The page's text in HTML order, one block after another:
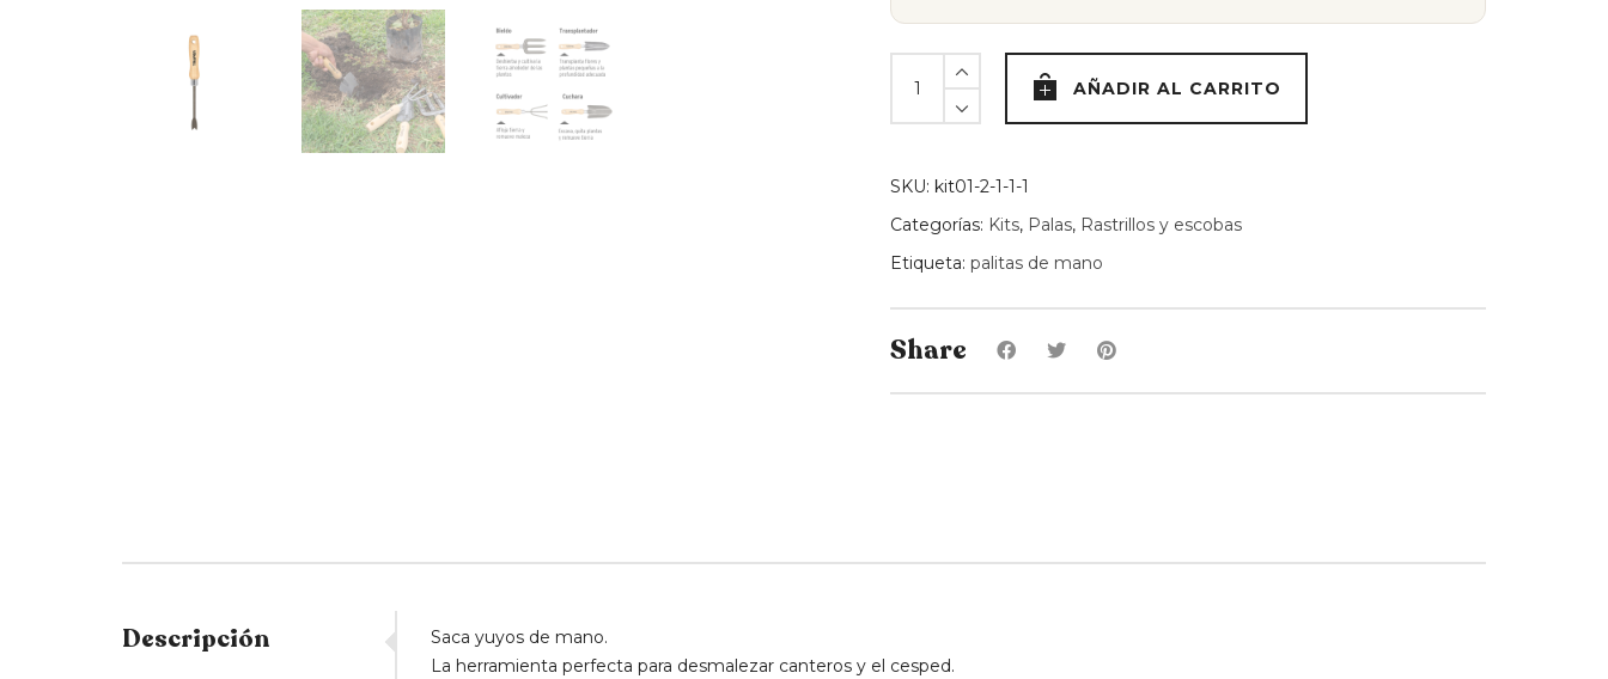
yuyos
de
Trupper
AÑADIR AL CARRITO
SKU: kit01-2-1-1-1
Categorías: Kits, Palas, Rastrillos y escobas
Etiqueta: palitas de mano
Share
Descripción
Saca yuyos de mano.
La herramienta perfecta para desmalezar canteros y el cesped.